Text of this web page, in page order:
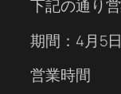
下記の通り
期間：4月5
営業時間